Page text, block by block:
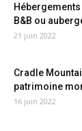
B&B ou
21 juin 2022
Cradle
patrimoine
16 juin 2022